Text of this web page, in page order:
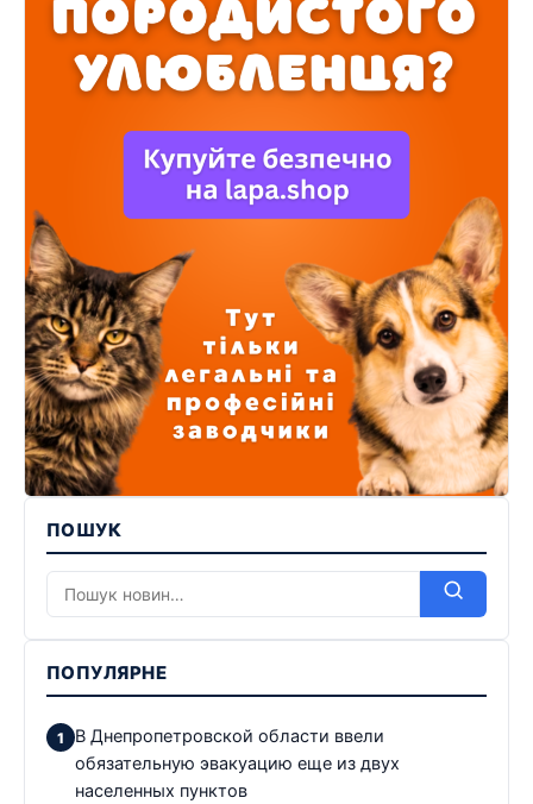
ПОШУК
ПОПУЛЯРНЕ
В Днепропетровской области ввели
обязательную эвакуацию еще из двух
населенных пунктов